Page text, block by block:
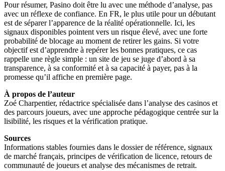
Pour résumer, Pasino doit être lu avec une méthode d’analyse, pas
avec un réflexe de confiance. En FR, le plus utile pour un débutant
est de séparer l’apparence de la réalité opérationnelle. Ici, les
signaux disponibles pointent vers un risque élevé, avec une forte
probabilité de blocage au moment de retirer les gains. Si votre
objectif est d’apprendre à repérer les bonnes pratiques, ce cas
rappelle une règle simple : un site de jeu se juge d’abord à sa
transparence, à sa conformité et à sa capacité à payer, pas à la
promesse qu’il affiche en première page.
À propos de l’auteur
Zoé Charpentier, rédactrice spécialisée dans l’analyse des casinos et
des parcours joueurs, avec une approche pédagogique centrée sur la
lisibilité, les risques et la vérification pratique.
Sources
Informations stables fournies dans le dossier de référence, signaux
de marché français, principes de vérification de licence, retours de
communauté de joueurs et analyse des mécanismes de retrait.